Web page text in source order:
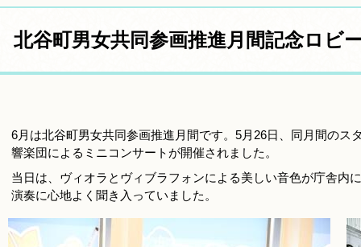
北谷町男女共同参画推進月間記念ロビ
6月は北谷町男女共同参画推進月間です。5月26日、同月間の
響楽団によるミニコンサートが開催されました。
当日は、ヴィオラとヴィブラフォンによる美しい音色が庁舎内
演奏に心地よく聞き入っていました。